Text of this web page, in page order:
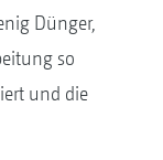
Dünger,
so
und die